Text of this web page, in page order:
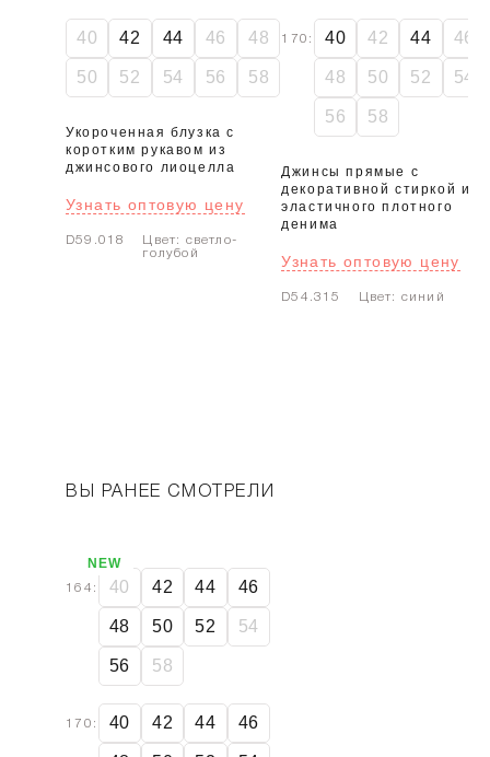
40 42 44 46 48
50 52 54 56 58
Укороченная блузка с
коротким рукавом из
джинсового лиоцелла
Узнать оптовую цену
D59.018
Цвет: светло-
голубой
170: 40 42 44 46
48 50 52 54
56 58
Джинсы прямые с
декоративной стиркой из
эластичного плотного
денима
Узнать оптовую цену
D54.315 Цвет: синий
ВЫ РАНЕЕ СМОТРЕЛИ
164: 40 42 44 46
48 50 52 54
56 58
170: 40 42 44 46
NEW